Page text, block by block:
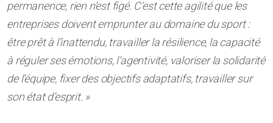
permanence, rien n’est figé. C’est cette agilité que les
entreprises doivent emprunter au domaine du sport :
être prêt à l’inattendu, travailler la résilience, la capacité
à réguler ses émotions, l’agentivité, valoriser la solidarité
de l’équipe, fixer des objectifs adaptatifs, travailler sur
son état d’esprit. »